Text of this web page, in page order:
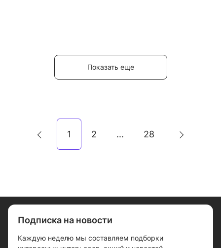
Показать еще
1 2 ... 28
Подписка на новости
Каждую неделю мы составляем подборки